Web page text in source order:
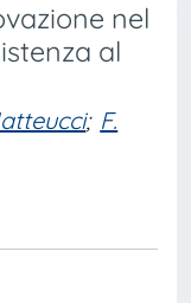
nel
al
; F.